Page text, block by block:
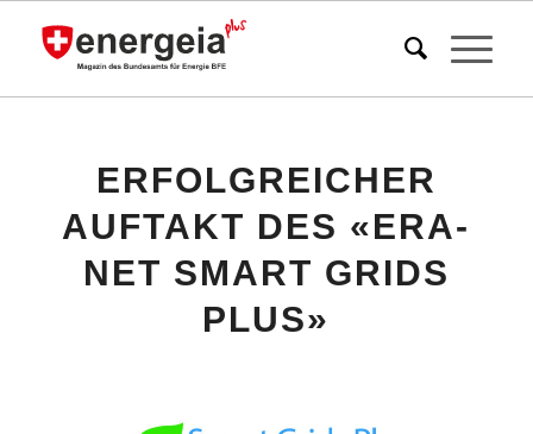
ERFOLGREICHER
AUFTAKT DES «ERA-
NET SMART GRIDS
PLUS»